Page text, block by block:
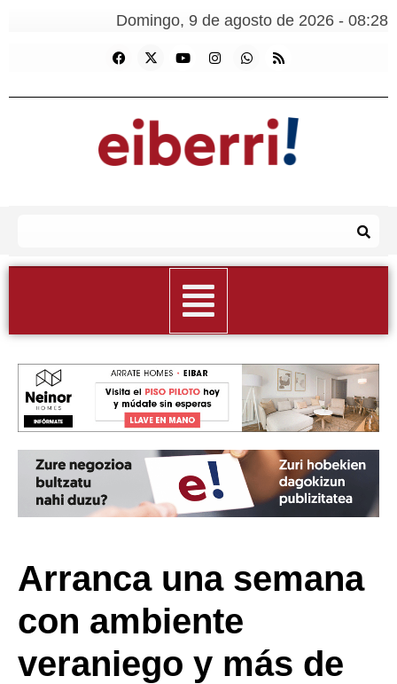
Domingo, 9 de agosto de 2026 - 08:28
Arranca una semana
con ambiente
veraniego y más de